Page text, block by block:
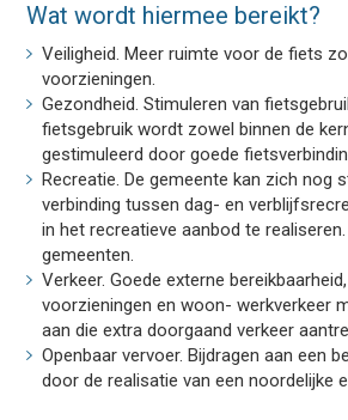
Wat wordt hiermee bereikt?
Veiligheid. Meer ruimte voor de fiets
voorzieningen.
Gezondheid. Stimuleren van
fietsgebruik wordt zowel binnen de
gestimuleerd door goede
Recreatie. De gemeente kan zich nog
verbinding tussen dag- en
in het recreatieve aanbod te
gemeenten.
Verkeer. Goede externe
voorzieningen en woon- werkverkeer
aan die extra doorgaand verkeer
Openbaar vervoer. Bijdragen aan een
door de realisatie van een noordelijke